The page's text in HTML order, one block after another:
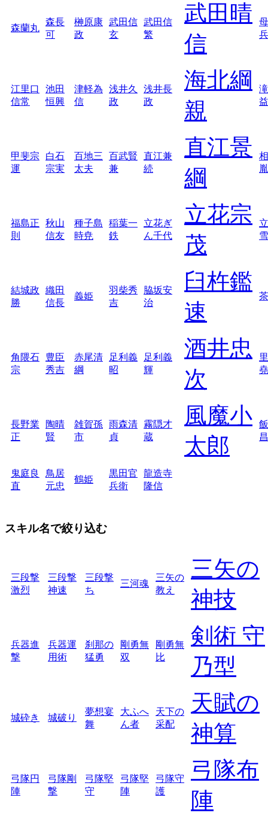
森蘭丸
森長
可
榊原康
政
武田信
玄
武田信
繁
武田晴
信
江里口
信常
池田
恒興
津軽為
信
浅井久
政
浅井長
政
海北綱
親
益
甲斐宗
運
白石
宗実
百地三
太夫
百武賢
兼
直江兼
続
直江景
綱
胤
福島正
則
秋山
信友
種子島
時尭
稲葉一
鉄
立花ぎ
ん千代
立花宗
茂
雪
結城政
勝
織田
信長
義姫
羽柴秀
吉
脇坂安
治
臼杵鑑
速
角隈石
宗
豊臣
秀吉
赤尾清
綱
足利義
昭
足利義
輝
酒井忠
次
堯
長野業
正
陶晴
賢
雑賀孫
市
雨森清
貞
霧隠才
蔵
風魔小
太郎
昌
鬼庭良
直
鳥居
元忠
鶴姫
黒田官
兵衛
龍造寺
隆信
スキル名で絞り込む
三段撃
激烈
三段撃
神速
三段撃
ち
三河魂
三矢の
教え
三矢の
神技
兵器進
撃
兵器運
用術
刹那の
猛勇
剛勇無
双
剛勇無
比
剣術 守
乃型
城砕き 城破り
夢想宴
舞
大ふへ
ん者
天下の
采配
天賦の
神算
弓隊円
陣
弓隊剛
撃
弓隊堅
守
弓隊堅
陣
弓隊守
護
弓隊布
陣